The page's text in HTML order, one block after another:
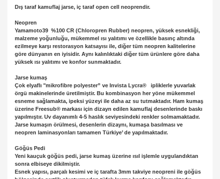
Dış taraf kamuflaj jarse, iç taraf open cell neoprendir.
Neopren
Yamamoto39 %100 CR (Chloropren Rubber) neopren, yüksek esnekliği,
malzeme yoğunluğu, mükemmel ısı yalıtımı ve özellikle basınç altında
ezilmeye karşı restorasyon katsayısı ile, diğer tüm neopren kalitelerine
göre dünyanın en iyisidir. Aynı kalınlıktaki diğer tüm ürünlere göre daha
yüksek ısı yalıtımı ve konfor sunmaktadır.
Jarse kumaş
Çok elyaflı "mikrofibre polyester” ve Invista Lycra® ipliklerle yuvarlak
örgü makinelerinde üretilmiştir. Bu kombinasyon her yöne mükemmel
esneme sağlamakta, ipeksi yüzeyi ile daha az su tutmaktadır. Ham kumaş
üzerine Freesub® markası için dizayn edilen kamuflaj desenlerinde baskı
yapılmıştır. Uv dayanımlı 4-5 haslık seviyesindeki renkler solmamaktadır.
Jarse kumaşın örülmesi, desenlerin dizaynı, kumaşa basılması ve
neopren laminasyonları tamamen Türkiye’ de yapılmaktadır.
Göğüs Pedi
Yeni kauçuk göğüs pedi, jarse kumaş üzerine ısıl işlemle uygulandıktan
sonra elbiseye dikilmiştir.
Esnek yapısı, parçalı kesimi ve iç tarafta 3mm takviye neopreni ile göğüs